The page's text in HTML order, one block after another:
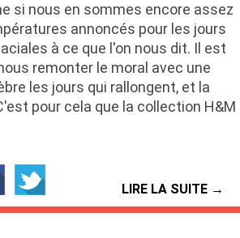
si nous en sommes encore assez
annoncés pour les jours
à ce que l'on nous dit. Il est
remonter le moral avec une
les jours qui rallongent, et la
pour cela que la collection H&M
LIRE LA SUITE →